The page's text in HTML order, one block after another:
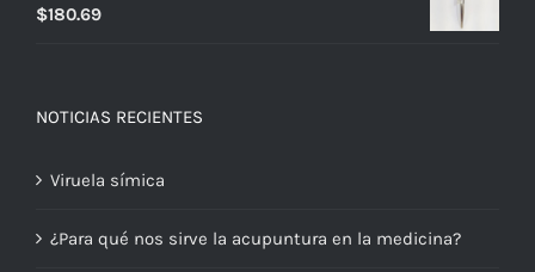
$180.69
NOTICIAS RECIENTES
Viruela símica
¿Para qué nos sirve la acupuntura en la medicina?